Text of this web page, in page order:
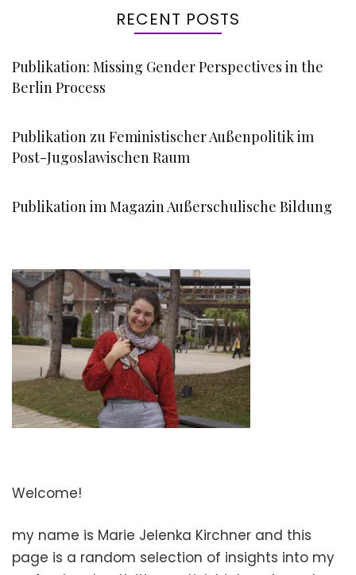
RECENT POSTS
Publikation: Missing Gender Perspectives in the
Berlin Process
Publikation zu Feministischer Außenpolitik im
Post-Jugoslawischen Raum
Publikation im Magazin Außerschulische Bildung
Welcome!
my name is Marie Jelenka Kirchner and this
page is a random selection of insights into my